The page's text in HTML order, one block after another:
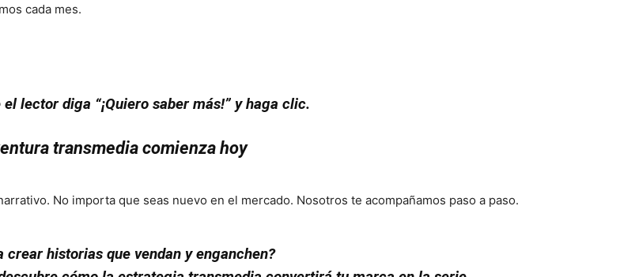
cada mes.
lector diga “¡Quiero saber más!” y haga clic.
transmedia comienza hoy
No importa que seas nuevo en el mercado. Nosotros te acompañamos paso a paso.
crear historias que vendan y enganchen?